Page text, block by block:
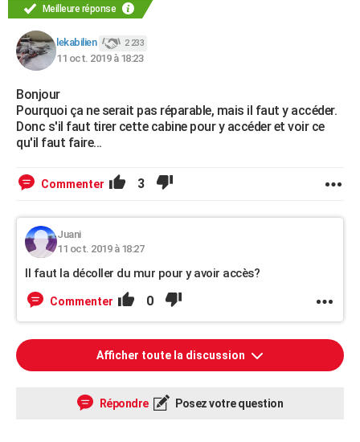
AVIS DE DÉCÈS
FORUM
Bricolage
Lifestyle
Culture
Sport
Auto
Television
Voyage
Cinema
Meilleure réponse
lekabilien 2 233
11 oct. 2019 à 18:23
Bonjour
Pourquoi ça ne serait pas réparable, mais il faut y accéder.
Donc s'il faut tirer cette cabine pour y accéder et voir ce
qu'il faut faire...
Commenter 3
Juani
11 oct. 2019 à 18:27
Il faut la décoller du mur pour y avoir accès?
Commenter 0
Afficher toute la discussion
Répondre Posez votre question